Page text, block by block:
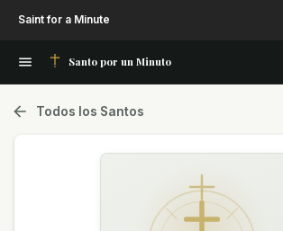
Saint for a Minute
Santo por un Minuto
Todos los Santos